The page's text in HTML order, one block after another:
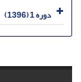
دوره 1 (1396)